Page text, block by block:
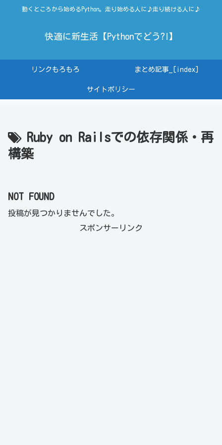
動くところから始めるPython。走り始める人に♪走り続ける人に♪
快適に新生活【Pythonでどう?!】
リンクもろもろ まとめ記事_[index]
サイトポリシー
Ruby on Railsでの依存関係・再
構築
NOT FOUND
投稿が見つかりませんでした。
スポンサーリンク